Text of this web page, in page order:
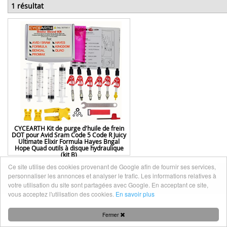
1 résultat
CYCEARTH Kit de purge d'huile de frein
DOT pour Avid Sram Code 5 Code R Juicy
Ultimate Elixir Formula Hayes Bngal
Hope Quad outils à disque hydraulique
(kit B)
25,99 €
Mentions légales|Nous contacter
Fermer
Ce site utilise des cookies provenant de Google afin de fournir ses services,
personnaliser les annonces et analyser le trafic. Les informations relatives à
votre utilisation du site sont partagées avec Google. En acceptant ce site,
vous acceptez l'utilisation des cookies. En savoir plus